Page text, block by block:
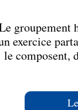
groupement
exercice
le composent,